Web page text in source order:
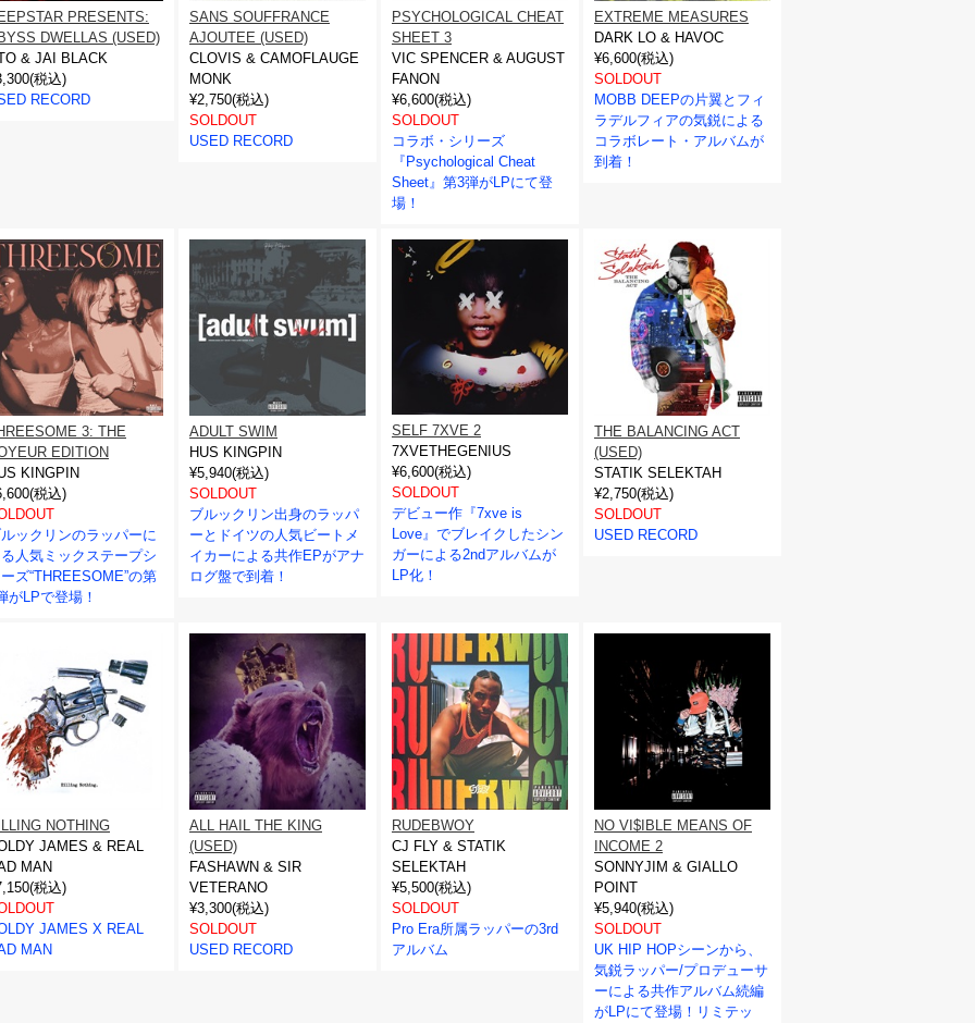
PRESENTS:
DWELLAS (USED)
& JAI BLACK
税込)
RECORD
SANS SOUFFRANCE
AJOUTEE (USED)
CLOVIS & CAMOFLAUGE
MONK
¥2,750(税込)
SOLDOUT
USED RECORD
PSYCHOLOGICAL CHEAT
SHEET 3
VIC SPENCER & AUGUST
FANON
¥6,600(税込)
SOLDOUT
コラボ・シリーズ
『Psychological Cheat
Sheet』第3弾がLPにて登
場！
EXTREME MEASURES
DARK LO & HAVOC
¥6,600(税込)
SOLDOUT
MOBB DEEPの片翼とフィ
ラデルフィアの気鋭による
コラボレート・アルバムが
到着！
3: THE
EDITION
KINGPIN
税込)
ックリンのラッパーに
人気ミックステープシ
ーズ“THREESOME”の第
がLPで登場！
ADULT SWIM
HUS KINGPIN
¥5,940(税込)
SOLDOUT
ブルックリン出身のラッパ
ーとドイツの人気ビートメ
イカーによる共作EPがアナ
ログ盤で到着！
SELF 7XVE 2
7XVETHEGENIUS
¥6,600(税込)
SOLDOUT
デビュー作『7xve is
Love』でブレイクしたシン
ガーによる2ndアルバムが
LP化！
THE BALANCING ACT
(USED)
STATIK SELEKTAH
¥2,750(税込)
SOLDOUT
USED RECORD
NOTHING
JAMES & REAL
MAN
税込)
JAMES X REAL
MAN
ALL HAIL THE KING
(USED)
FASHAWN & SIR
VETERANO
¥3,300(税込)
SOLDOUT
USED RECORD
RUDEBWOY
CJ FLY & STATIK
SELEKTAH
¥5,500(税込)
SOLDOUT
Pro Era所属ラッパーの3rd
アルバム
NO VI$IBLE MEANS OF
INCOME 2
SONNYJIM & GIALLO
POINT
¥5,940(税込)
SOLDOUT
UK HIP HOPシーンから、
気鋭ラッパー/プロデューサ
ーによる共作アルバム続編
がLPにて登場！リミテッ